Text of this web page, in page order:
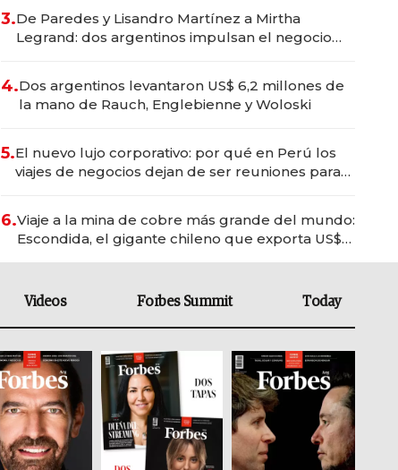
3.De Paredes y Lisandro Martínez a Mirtha
Legrand: dos argentinos impulsan el negocio
4.Dos argentinos levantaron US$ 6,2 millones de
la mano de Rauch, Englebienne y Woloski
5.El nuevo lujo corporativo: por qué en Perú los
viajes de negocios dejan de ser reuniones para
6.Viaje a la mina de cobre más grande del mundo:
Escondida, el gigante chileno que exporta US$
Videos Forbes Summit Today